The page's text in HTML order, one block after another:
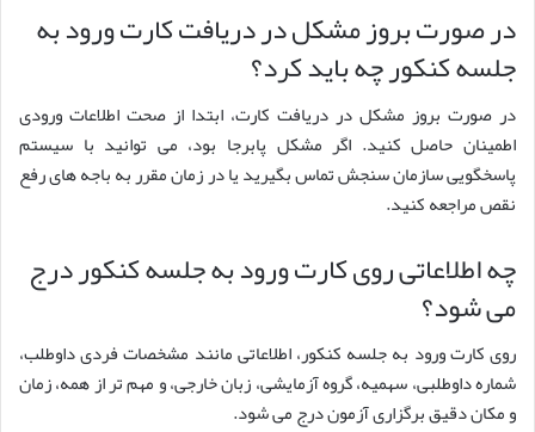
در صورت بروز مشکل در دریافت کارت ورود به
جلسه کنکور چه باید کرد؟
در صورت بروز مشکل در دریافت کارت، ابتدا از صحت اطلاعات ورودی
اطمینان حاصل کنید. اگر مشکل پابرجا بود، می توانید با سیستم
پاسخگویی سازمان سنجش تماس بگیرید یا در زمان مقرر به باجه های رفع
نقص مراجعه کنید.
چه اطلاعاتی روی کارت ورود به جلسه کنکور درج
می شود؟
روی کارت ورود به جلسه کنکور، اطلاعاتی مانند مشخصات فردی داوطلب،
شماره داوطلبی، سهمیه، گروه آزمایشی، زبان خارجی، و مهم تر از همه، زمان
و مکان دقیق برگزاری آزمون درج می شود.